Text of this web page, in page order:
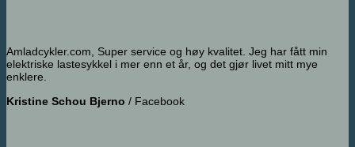
Amladcykler.com, Super service og høy kvalitet. Jeg har fått min
elektriske lastesykkel i mer enn et år, og det gjør livet mitt mye
enklere.
Kristine Schou Bjerno / Facebook